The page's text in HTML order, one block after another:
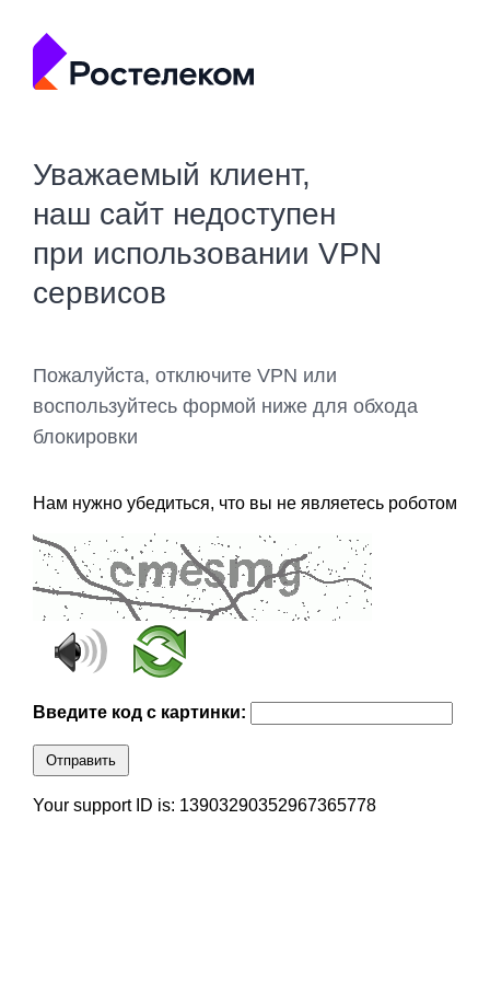
Уважаемый клиент,
наш сайт недоступен
при использовании VPN
сервисов
Пожалуйста, отключите VPN или
воспользуйтесь формой ниже для обхода
блокировки
Нам нужно убедиться, что вы не являетесь роботом
Введите код с картинки:
Отправить
Your support ID is: 13903290352967365778